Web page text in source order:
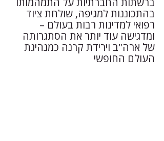
בהתכוננות למגיפה, שולחת ציוד
רפואי למדינות רבות בעולם –
ומדגישה עוד יותר את הסתגרותה
של ארה"ב וירידת קרנה כמנהיגת
העולם החופשי